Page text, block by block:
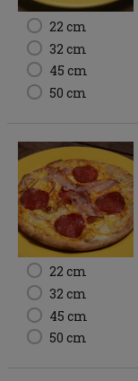
22 cm
32 cm
45 cm
50 cm
22 cm
32 cm
45 cm
50 cm